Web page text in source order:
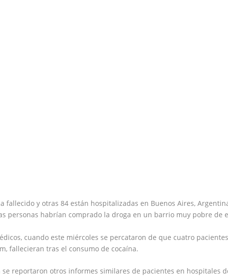
fallecido y otras 84 están hospitalizadas en Buenos Aires,
personas habrían comprado la droga en un barrio muy pobre de
cuando este miércoles se percataron de que cuatro
fallecieran tras el consumo de cocaína.
se reportaron otros informes similares de pacientes en hospitales